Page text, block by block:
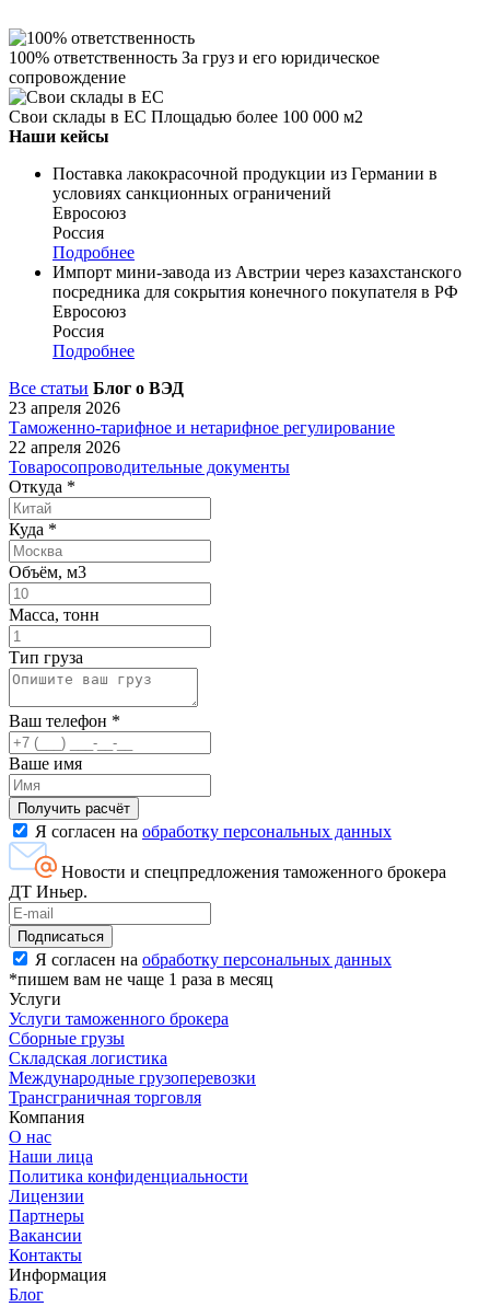
100% ответственность За груз и его юридическое
сопровождение
Свои склады в ЕС Площадью более 100 000 м2
Наши кейсы
Поставка лакокрасочной продукции из Германии в
условиях санкционных ограничений
Евросоюз
Россия
Подробнее
Импорт мини-завода из Австрии через казахстанского
посредника для сокрытия конечного покупателя в РФ
Евросоюз
Россия
Подробнее
Все статьи Блог о ВЭД
23 апреля 2026
Таможенно-тарифное и нетарифное регулирование
22 апреля 2026
Товаросопроводительные документы
Откуда *
Куда *
Объём, м3
Масса, тонн
Тип груза
Ваш телефон *
Ваше имя
Я согласен на обработку персональных данных
Новости и спецпредложения таможенного брокера
ДТ Иньер.
Я согласен на обработку персональных данных
*пишем вам не чаще 1 раза в месяц
Услуги
Услуги таможенного брокера
Сборные грузы
Складская логистика
Международные грузоперевозки
Трансграничная торговля
Компания
О нас
Наши лица
Политика конфиденциальности
Лицензии
Партнеры
Вакансии
Контакты
Информация
Блог